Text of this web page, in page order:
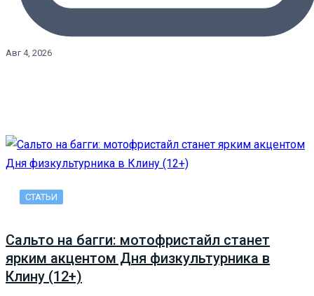
Авг 4, 2026
СТАТЬИ
Сальто на багги: мотофристайл станет
ярким акцентом Дня физкультурника в
Клину (12+)